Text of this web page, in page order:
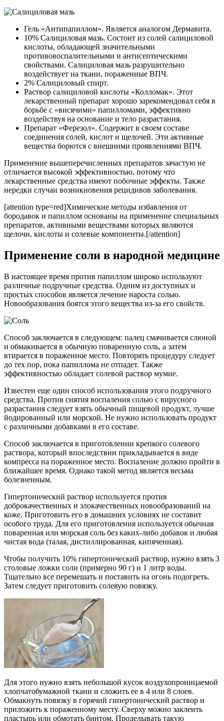
Гель «Антипапиллом». Является аналогом Дермавита.
10% Салициловая мазь. Состоит из солей салициловой
кислоты, обладающей значительными
противовоспалительными и антисептическими
свойствами. Салициловая мазь разрушительно
воздействует на ткани, пораженные ВПЧ.
2% Салициловый спирт.
Раствор салициловой кислоты «Колломак». Этот
лекарственный препарат хорошо зарекомендовал себя в
борьбе с «висячими» папилломами, эффективно
воздействуя на основание и тело разрастания.
Препарат «Ферезол». Содержит в своем составе
соединения солей, кислот и щелочей. Эти активные
вещества борются с внешними проявлениями ВПЧ.
Применение вышеперечисленных препаратов зачастую не
отличается высокой эффективностью, потому что
лекарственные средства имеют побочные эффекты. Также
нередки случаи возникновения рецидивов заболевания.
[attention type=red]Химические методы избавления от
бородавок и папиллом основаны на применение специальных
препаратов, активными веществами которых являются
щелочи, кислоты и солевые компоненты.[/attention]
Применение соли в народной медицине
В настоящее время против папиллом широко используют
различные подручные средства. Одним из доступных и
простых способов является лечение нароста солью.
Новообразования боятся этого вещества из-за его свойств.
Способ заключается в следующем: палец смачивается слюной
и обмакивается в обычную поваренную соль, а затем
втирается в пораженное место. Повторять процедуру следует
до тех пор, пока папиллома не отпадет. Также
эффективностью обладает солевой раствор мумие.
Известен еще один способ использования этого подручного
средства. Против снятия воспаления солью с вирусного
разрастания следует взять обычный пищевой продукт, лучше
йодированный или морской. Не нужно использовать продукт
с различными добавками в его составе.
Способ заключается в приготовлении крепкого солевого
раствора, который впоследствии прикладывается в виде
компресса на пораженное место. Воспаление должно пройти в
ближайшее время. Однако такой метод является весьма
болезненным.
Гипертонический раствор используется против
доброкачественных и злокачественных новообразований на
коже. Приготовить его в домашних условиях не составит
особого труда. Для его приготовления используется обычная
поваренная или морская соль без каких-либо добавок и любая
чистая вода (талая, дистиллированная, кипяченная).
Чтобы получить 10% гипертонический раствор, нужно взять 3
столовые ложки соли (примерно 90 г) и 1 литр воды.
Тщательно все перемешать и поставить на огонь подогреть.
Затем следует приготовить солевую повязку.
Для этого нужно взять небольшой кусок воздухопроницаемой
хлопчатобумажной ткани и сложить ее в 4 или 8 слоев.
Обмакнуть повязку в горячий гипертонический раствор и
приложить к пораженному месту. Сверху можно заклеить
пластырь или обмотать бинтом. Проделывать такую